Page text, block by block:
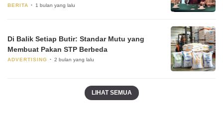
BERITA 1 bulan yang lalu
Di Balik Setiap Butir: Standar Mutu yang
Membuat Pakan STP Berbeda
ADVERTISING 2 bulan yang lalu
LIHAT SEMUA